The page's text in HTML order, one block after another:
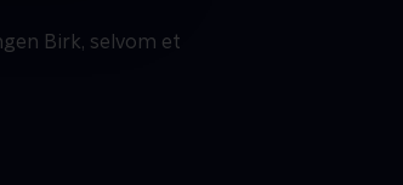
Birk, selvom et